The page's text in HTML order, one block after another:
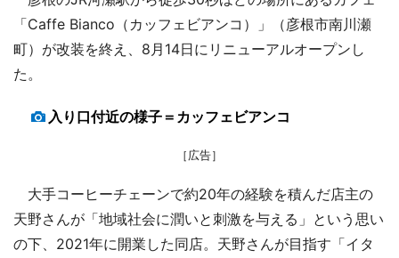
「Caffe Bianco（カッフェビアンコ）」（彦根市南川瀬
町）が改装を終え、8月14日にリニューアルオープンし
た。
入り口付近の様子＝カッフェビアンコ
［広告］
大手コーヒーチェーンで約20年の経験を積んだ店主の
天野さんが「地域社会に潤いと刺激を与える」という思い
の下、2021年に開業した同店。天野さんが目指す「イタ